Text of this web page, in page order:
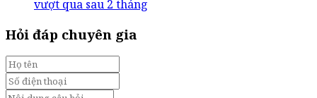
vượt qua sau 2 tháng
Hỏi đáp chuyên gia